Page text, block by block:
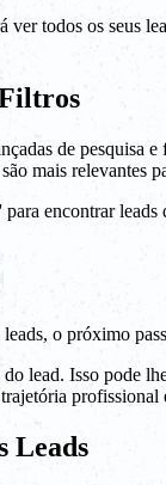
ver todos os seus
Filtros
de pesquisa
mais relevantes
encontrar
o próximo
lead. Isso pode
profissional
Leads